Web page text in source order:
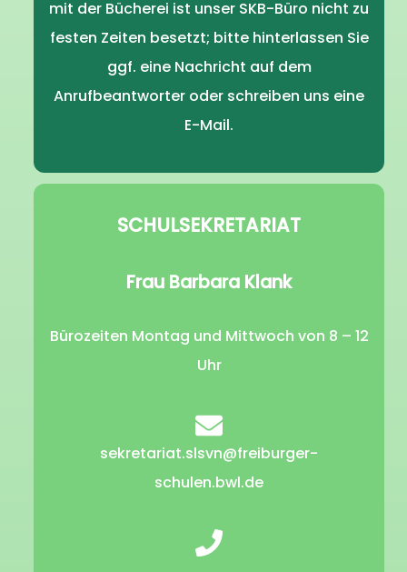
mit der Bücherei ist unser SKB-Büro nicht zu
festen Zeiten besetzt; bitte hinterlassen Sie
ggf. eine Nachricht auf dem
Anrufbeantworter oder schreiben uns eine
E-Mail.
SCHULSEKRETARIAT
Frau Barbara Klank
Bürozeiten Montag und Mittwoch von 8 – 12
Uhr
sekretariat.slsvn@freiburger-
schulen.bwl.de